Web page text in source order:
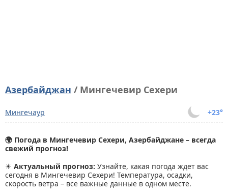
Азербайджан / Мингечевир Сехери
+23°
Мингечаур
🌍 Погода в Мингечевир Сехери, Азербайджане – всегда
свежий прогноз!
☀ Актуальный прогноз: Узнайте, какая погода ждет вас
сегодня в Мингечевир Сехери! Температура, осадки,
скорость ветра – все важные данные в одном месте.